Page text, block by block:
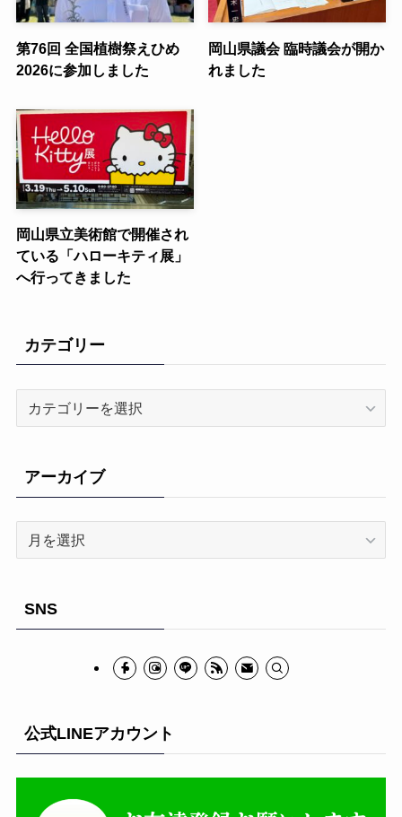
第76回 全国植樹祭えひめ
2026に参加しました
岡山県議会 臨時議会が開か
れました
岡山県立美術館で開催され
ている「ハローキティ展」
へ行ってきました
カテゴリー
ー
アーカイブ
SNS
公式LINEアカウント